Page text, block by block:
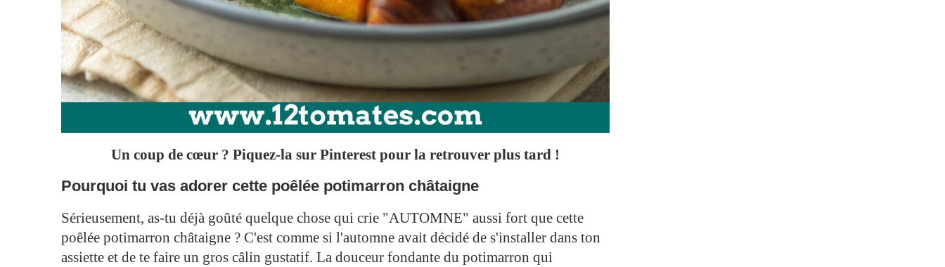
Un coup de cœur ? Piquez-la sur Pinterest pour la retrouver plus tard !
Pourquoi tu vas adorer cette poêlée potimarron châtaigne
Sérieusement, as-tu déjà goûté quelque chose qui crie "AUTOMNE" aussi fort que cette
poêlée potimarron châtaigne ? C'est comme si l'automne avait décidé de s'installer dans ton
assiette et de te faire un gros câlin gustatif. La douceur fondante du potimarron qui